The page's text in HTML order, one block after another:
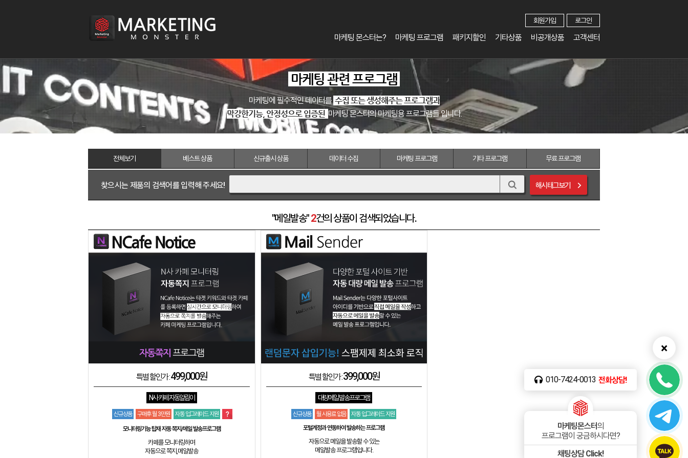
로그인
회원가입
마케팅 몬스터는? 마케팅 프로그램 패키지할인 기타상품 비공개상품 고객센터
마케팅 관련 프로그램
마케팅에 필수적인 데이터를수집 또는 생성해주는 프로그램과
막강한기능, 안정성으로 입증된 마케팅 몬스터의 마케팅용 프로그램들 입니다.
전체 보기 베스트상품 신규출시 상품 데이터 수집 마케팅 프로그램 기타프로그램 무료프로그램
찾으시는 제품의 검색어를 입력해 주세요!
"메일발송"2건의 상품이 검색되었습니다.
특별 할인가 :499,000원
N사 카페 자동알림이
신규상품 구매후 월 3만원 자동 업그레이드 지원
모니터링기능 탑재 자동 쪽지/메일 발송프로그램
카페를 모니터링하며
자동으로 쪽지,메일발송
특별 할인가 :399,000원
대량메일 발송프로그램
신규상품 월 사용료 없음
자동 업그레이드 지원
포털계정과 연동하여 발송하는 프로그램
자동으로 메일을 발송할 수 있는
메일발송 프로그램입니다.
010-7424-0013 전화상담!
마케팅몬스터의
프로그램이 궁금하시다면?
채팅상담 Click!